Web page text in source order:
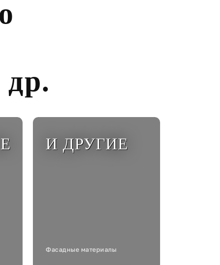
И ДРУГИЕ
Фасадные материалы